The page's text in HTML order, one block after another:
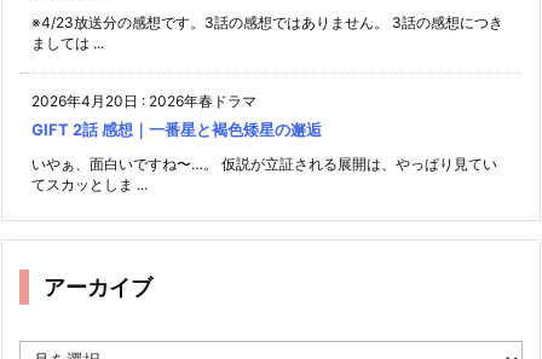
※4/23放送分の感想です。3話の感想ではありません。 3話の感想につき
ましては ...
2026年4月20日 : 2026年春ドラマ
GIFT 2話 感想｜一番星と褐色矮星の邂逅
いやぁ、面白いですね〜…。 仮説が立証される展開は、やっぱり見てい
てスカッとしま ...
アーカイブ